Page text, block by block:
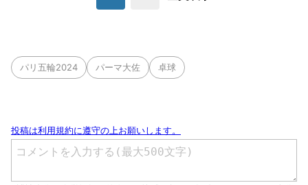
パリ五輪2024 パーマ大佐 卓球